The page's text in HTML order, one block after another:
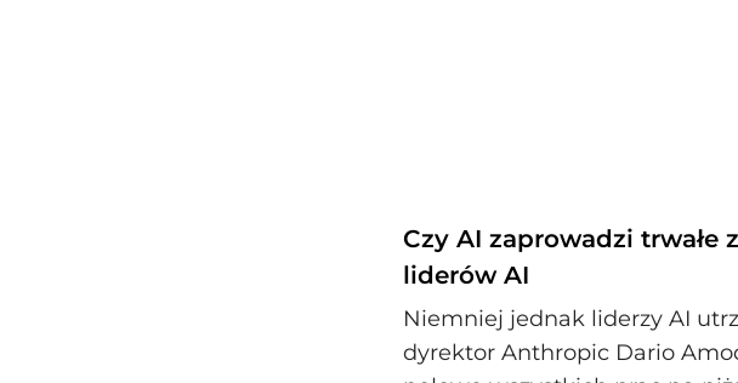
Czy AI zaprowadzi
liderów AI
Niemniej jednak liderzy AI
dyrektor Anthropic Dario